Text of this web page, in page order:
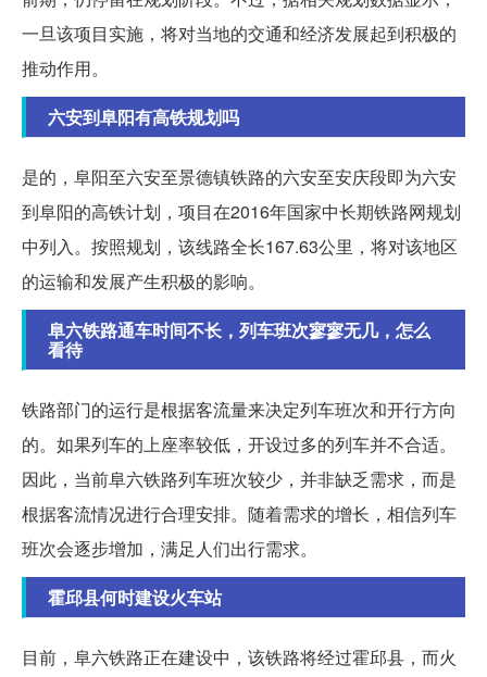
一旦该项目实施，将对当地的交通和经济发展起到积极的
推动作用。
六安到阜阳有高铁规划吗
是的，阜阳至六安至景德镇铁路的六安至安庆段即为六安
到阜阳的高铁计划，项目在2016年国家中长期铁路网规划
中列入。按照规划，该线路全长167.63公里，将对该地区
的运输和发展产生积极的影响。
阜六铁路通车时间不长，列车班次寥寥无几，怎么
看待
铁路部门的运行是根据客流量来决定列车班次和开行方向
的。如果列车的上座率较低，开设过多的列车并不合适。
因此，当前阜六铁路列车班次较少，并非缺乏需求，而是
根据客流情况进行合理安排。随着需求的增长，相信列车
班次会逐步增加，满足人们出行需求。
霍邱县何时建设火车站
目前，阜六铁路正在建设中，该铁路将经过霍邱县，而火